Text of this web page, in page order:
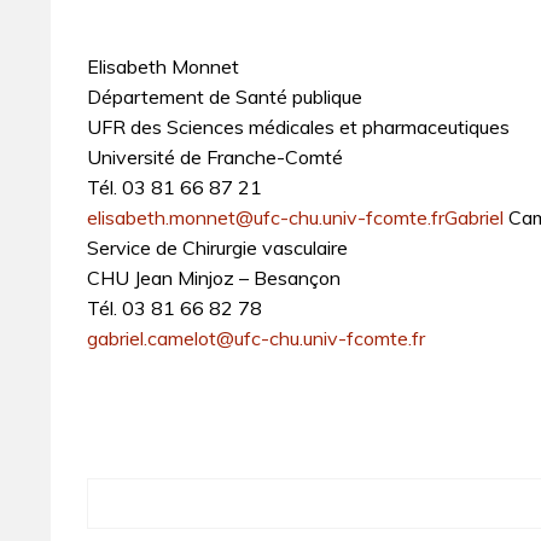
Elisabeth Monnet
Département de Santé publique
UFR des Sciences médicales et pharmaceutiques
Université de Franche-Comté
Tél. 03 81 66 87 21
elisabeth.monnet@ufc-chu.univ-fcomte.frGabriel
Service de Chirurgie vasculaire
CHU Jean Minjoz – Besançon
Tél. 03 81 66 82 78
gabriel.camelot@ufc-chu.univ-fcomte.fr